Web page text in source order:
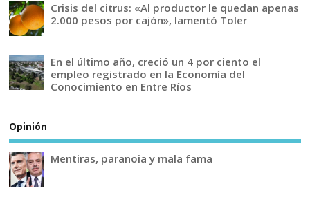
Crisis del citrus: «Al productor le quedan apenas
2.000 pesos por cajón», lamentó Toler
En el último año, creció un 4 por ciento el
empleo registrado en la Economía del
Conocimiento en Entre Ríos
Opinión
Mentiras, paranoia y mala fama